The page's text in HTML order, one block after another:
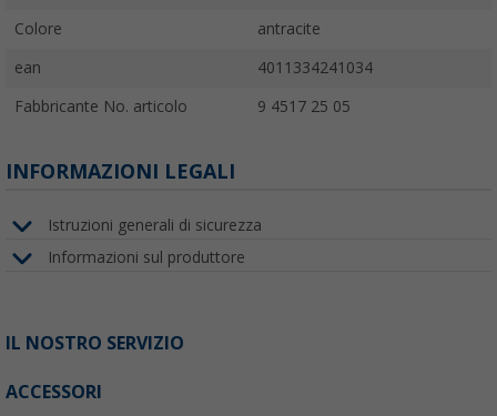
Colore antracite
ean 4011334241034
Fabbricante No. articolo 9 4517 25 05
INFORMAZIONI LEGALI
Istruzioni generali di sicurezza
Informazioni sul produttore
IL NOSTRO SERVIZIO
ACCESSORI